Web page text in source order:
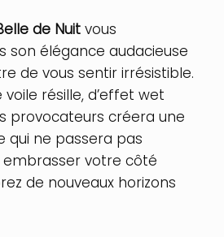
de Nuit vous
son élégance audacieuse
de vous sentir irrésistible.
résille, d’effet wet
provocateurs créera une
qui ne passera pas
embrasser votre côté
de nouveaux horizons